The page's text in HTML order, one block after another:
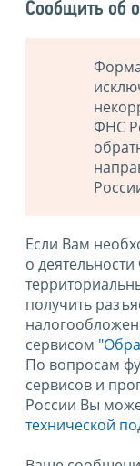
Сообщить об
ФНС
Если Вам
о
получить
сервисом
По вопросам
сервисов и
России Вы
технической